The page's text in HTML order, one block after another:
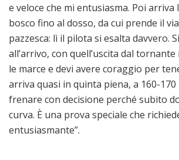
e veloce che mi entusiasma. Poi arriva
bosco fino al dosso, da cui prende il
pazzesca: lì il pilota si esalta davvero.
all’arrivo, con quell’uscita dal
le marce e devi avere coraggio per
arriva quasi in quinta piena, a 160-
frenare con decisione perché subito
curva. È una prova speciale che
entusiasmante”.